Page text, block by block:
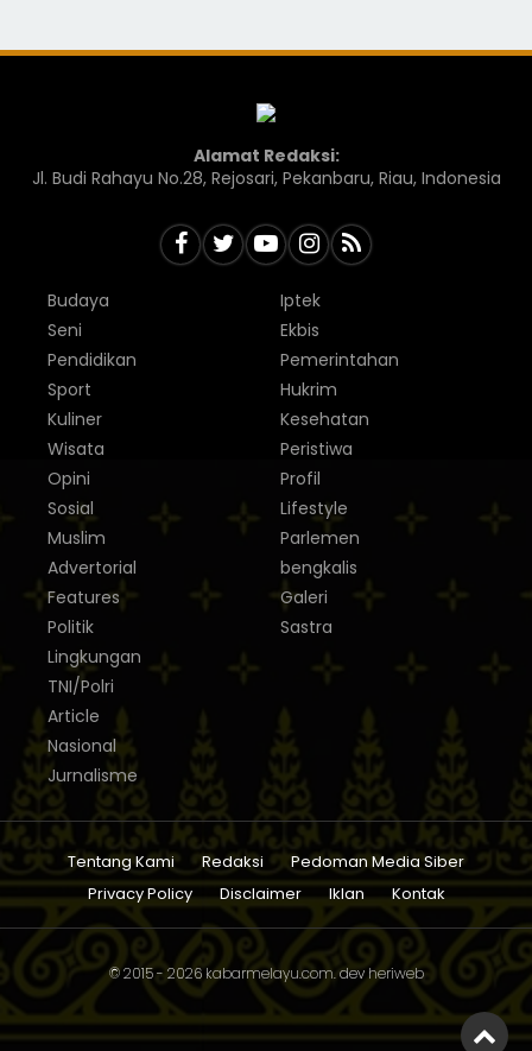
Alamat Redaksi:
Jl. Budi Rahayu No.28, Rejosari, Pekanbaru, Riau, Indonesia
Budaya
Seni
Pendidikan
Sport
Kuliner
Wisata
Iptek
Ekbis
Pemerintahan
Hukrim
Kesehatan
Peristiwa
Opini
Sosial
Muslim
Advertorial
Features
Politik
Profil
Lifestyle
Parlemen
bengkalis
Galeri
Sastra
Lingkungan
TNI/Polri
Article
Nasional
Jurnalisme
Tentang Kami Redaksi
Pedoman Media Siber
Privacy Policy
Disclaimer Iklan Kontak
© 2015 - 2026 kabarmelayu.com. dev heriweb